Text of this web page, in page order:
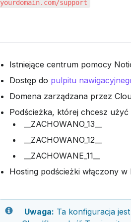
yourdomain.com/support
Istniejące centrum pomocy
Dostęp do pulpitu
Domena zarządzana przez
Podścieżka, której chcesz
__ZACHOWANO_13__
__ZACHOWANO_12__
__ZACHOWANE_11__
Hosting podścieżki włączony w
Uwaga: Ta konfiguracja